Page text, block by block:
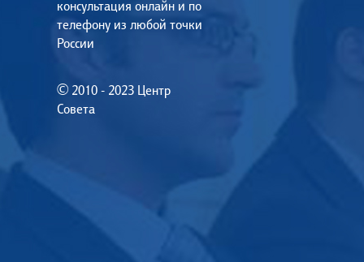
консультация онлайн и по
телефону из любой точки
России
© 2010 - 2023 Центр
Совета